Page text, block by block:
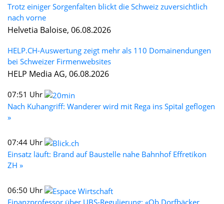
Trotz einiger Sorgenfalten blickt die Schweiz zuversichtlich
nach vorne
Helvetia Baloise, 06.08.2026
HELP.CH-Auswertung zeigt mehr als 110 Domainendungen
bei Schweizer Firmenwebsites
HELP Media AG, 06.08.2026
07:51 Uhr
Nach Kuhangriff: Wanderer wird mit Rega ins Spital geflogen
»
07:44 Uhr
Einsatz läuft: Brand auf Baustelle nahe Bahnhof Effretikon
ZH »
06:50 Uhr
Finanzprofessor über UBS-Regulierung: «Ob Dorfbäcker